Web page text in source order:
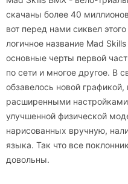
скачаны более 40
вот перед нами сиквел
логичное название Mad
основные черты первой
по сети и многое другое. В
обзавелось новой
расширенными
улучшенной физической
нарисованных вручную,
языка. Так что все
довольны.